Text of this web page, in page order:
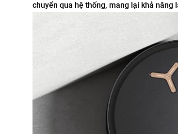
chuyển qua hệ thống, mang lại khả năng